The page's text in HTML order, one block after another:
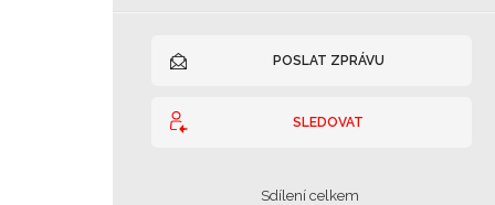
POSLAT ZPRÁVU
SLEDOVAT
Sdílení celkem